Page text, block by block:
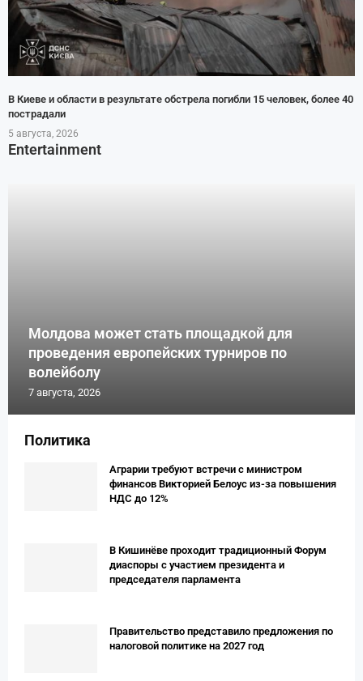
В Киеве и области в результате обстрела погибли 15 человек, более 40
пострадали
5 августа, 2026
Entertainment
Молдова может стать площадкой для
проведения европейских турниров по
волейболу
7 августа, 2026
Политика
Аграрии требуют встречи с министром
финансов Викторией Белоус из-за повышения
НДС до 12%
В Кишинёве проходит традиционный Форум
диаспоры с участием президента и
председателя парламента
Правительство представило предложения по
налоговой политике на 2027 год